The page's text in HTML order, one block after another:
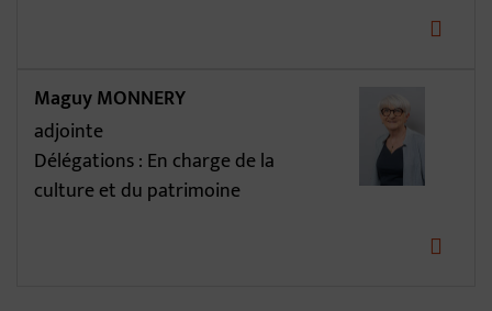
Maguy MONNERY
adjointe
Délégations : En charge de la
culture et du patrimoine